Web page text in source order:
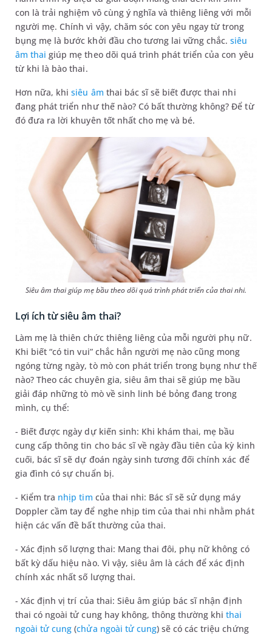
con là trải nghiệm vô cùng ý nghĩa và thiêng liêng với mỗi
người mẹ. Chính vì vậy, chăm sóc con yêu ngay từ trong
bụng mẹ là bước khởi đầu cho tương lai vững chắc.siêu
âm thai giúp mẹ theo dõi quá trình phát triển của con yêu
từ khi là bào thai.
Hơn nữa, khisiêu âm thai bác sĩ sẽ biết được thai nhi
đang phát triển như thế nào? Có bất thường không? Để từ
đó đưa ra lời khuyên tốt nhất cho mẹ và bé.
Siêu âm thai giúp mẹ bầu theo dõi quá trình phát triển của thai nhi.
Lợi ích từ siêu âm thai?
Làm mẹ là thiên chức thiêng liêng của mỗi người phụ nữ.
Khi biết “có tin vui” chắc hẳn người mẹ nào cũng mong
ngóng từng ngày, tò mò con phát triển trong bụng như thế
nào? Theo các chuyên gia, siêu âm thai sẽ giúp mẹ bầu
giải đáp những tò mò về sinh linh bé bỏng đang trong
mình, cụ thể:
- Biết được ngày dự kiến sinh: Khi khám thai, mẹ bầu
cung cấp thông tin cho bác sĩ về ngày đầu tiên của kỳ kinh
cuối, bác sĩ sẽ dự đoán ngày sinh tương đối chính xác để
gia đình có sự chuẩn bị.
- Kiểm tra nhịp tim của thai nhi: Bác sĩ sẽ sử dụng máy
Doppler cầm tay để nghe nhịp tim của thai nhi nhằm phát
hiện các vấn đề bất thường của thai.
- Xác định số lượng thai: Mang thai đôi, phụ nữ không có
bất kỳ dấu hiệu nào. Vì vậy, siêu âm là cách để xác định
chính xác nhất số lượng thai.
- Xác định vị trí của thai: Siêu âm giúp bác sĩ nhận định
thai có ngoài tử cung hay không, thông thường khithai
ngoài tử cung (chửa ngoài tử cung) sẽ có các triệu chứng